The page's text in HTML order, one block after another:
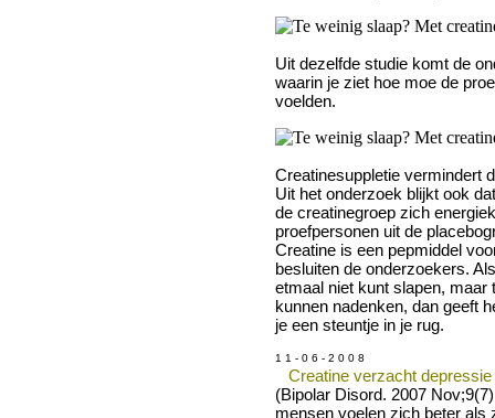
Uit dezelfde studie komt de
waarin je ziet hoe moe de
voelden.
Creatinesuppletie vermindert
Uit het onderzoek blijkt ook
de creatinegroep zich
proefpersonen uit de
Creatine is een pepmiddel
besluiten de onderzoekers.
etmaal niet kunt slapen, maar
kunnen nadenken, dan geeft
je een steuntje in je rug.
1 1 - 0 6 - 2 0 0 8
Creatine verzacht
(Bipolar Disord. 2007
mensen voelen zich beter als